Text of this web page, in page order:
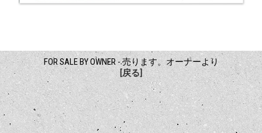
FOR SALE BY OWNER - 売ります。オーナーより
[戻る]